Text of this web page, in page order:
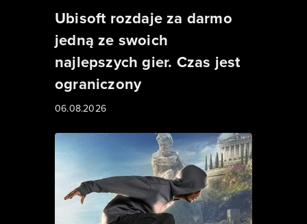
Ubisoft rozdaje za darmo
jedną ze swoich
najlepszych gier. Czas jest
ograniczony
06.08.2026